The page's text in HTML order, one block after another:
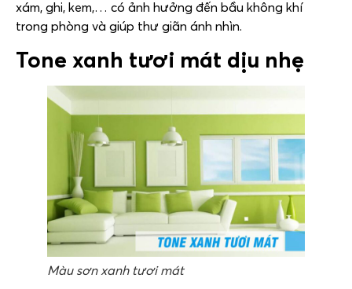
xám, ghi, kem,… có ảnh hưởng đến bầu không khí
trong phòng và giúp thư giãn ánh nhìn.
Tone xanh tươi mát dịu nhẹ
Màu sơn xanh tươi mát